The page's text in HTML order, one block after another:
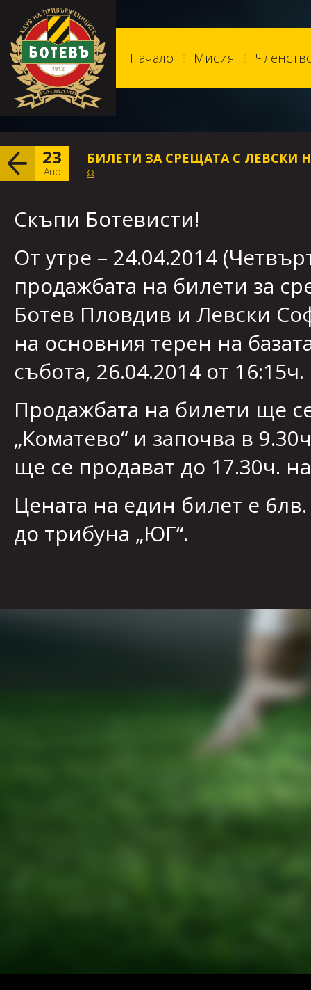
Начало Мисия
23
Апр
БИЛЕТИ ЗА СРЕЩАТА С ЛЕВСКИ
Скъпи Ботевисти!
От утре – 24.04.2014
продажбата на билети за
Ботев Пловдив и Левски
на основния терен на
събота, 26.04.2014 oт 16:15ч.
Продажбата на билети ще
„Коматево“ и започва в
ще се продават до 17.30ч.
Цената на един билет е
до трибуна „ЮГ“.